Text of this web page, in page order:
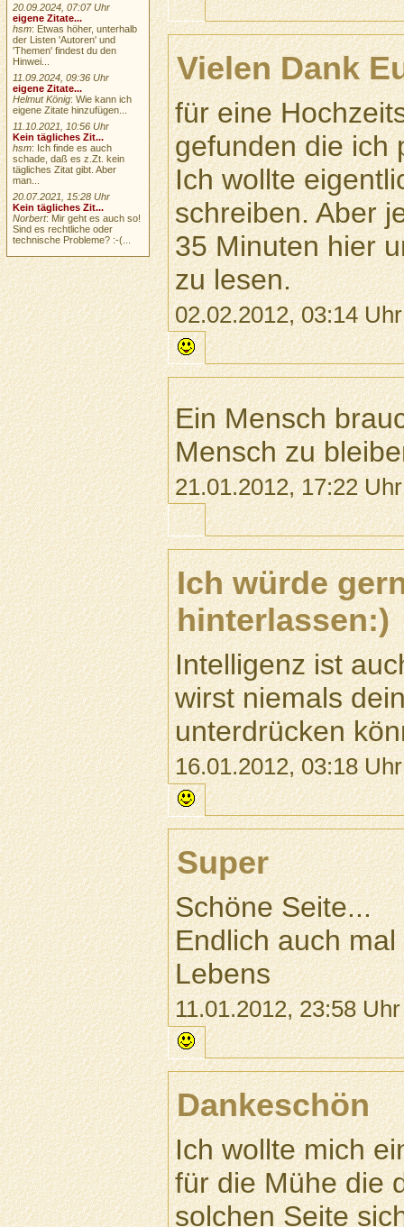
Vielen Dank
für eine
gefunden die ich
Ich wollte
schreiben. Aber
35 Minuten hier
zu lesen.
02.02.2012, 03:14 Uhr
Ein Mensch
Mensch zu
21.01.2012, 17:22 Uhr
Ich würde
hinterlassen:)
Intelligenz ist
wirst niemals
unterdrücken
16.01.2012, 03:18 Uhr
Super
Schöne Seite...
Endlich auch
Lebens
11.01.2012, 23:58 Uhr
Dankeschön
Ich wollte mich
für die Mühe die
solchen Seite
20.09.2024, 07:07 Uhr
eigene Zitate...
hsm: Etwas höher, unterhalb
der Listen 'Autoren' und
'Themen' findest du den
Hinwei...
11.09.2024, 09:36 Uhr
eigene Zitate...
Helmut König: Wie kann ich
eigene Zitate hinzufügen...
11.10.2021, 10:56 Uhr
Kein tägliches Zit...
hsm: Ich finde es auch
schade, daß es z.Zt. kein
tägliches Zitat gibt. Aber
man...
20.07.2021, 15:28 Uhr
Kein tägliches Zit...
Norbert: Mir geht es auch so!
Sind es rechtliche oder
technische Probleme? :-(...